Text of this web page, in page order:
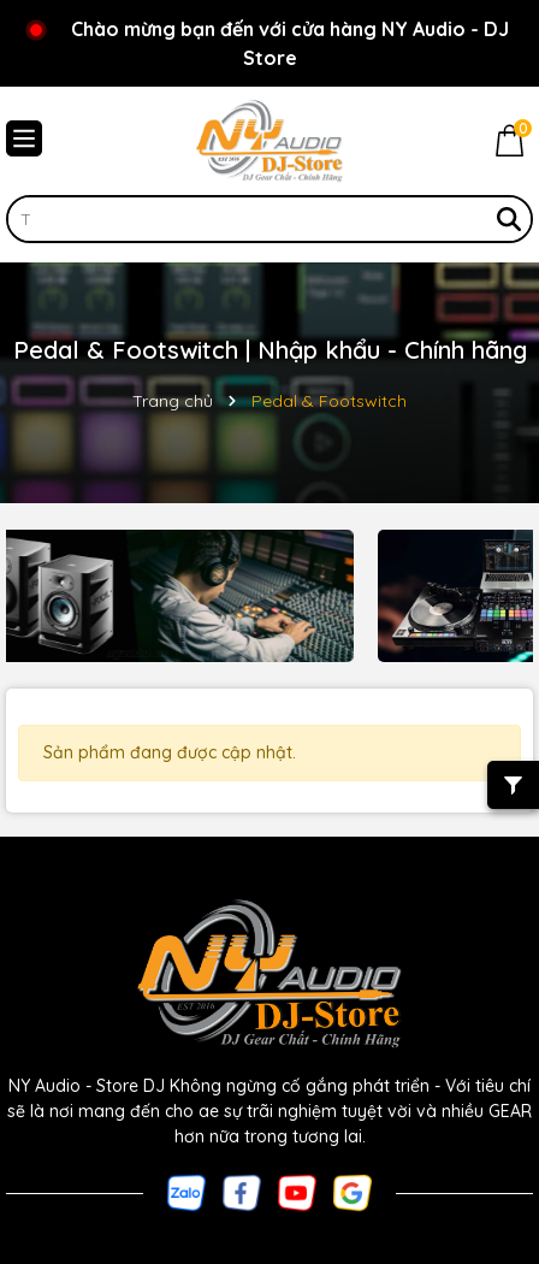
Chào mừng bạn đến với cửa hàng NY Audio - DJ
Store
0
Pedal & Footswitch | Nhập khẩu - Chính hãng
Trang chủ Pedal & Footswitch
Sản phẩm đang được cập nhật.
NY Audio - Store DJ Không ngừng cố gắng phát triển - Với tiêu chí
sẽ là nơi mang đến cho ae sự trãi nghiệm tuyệt vời và nhiều GEAR
hơn nữa trong tương lai.